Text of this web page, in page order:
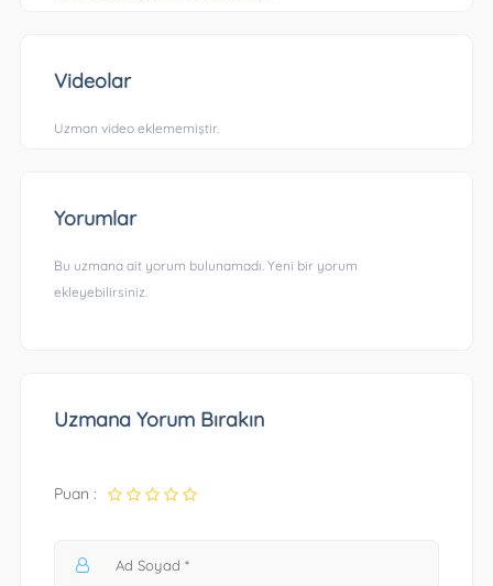
Videolar
Uzman video eklememiştir.
Yorumlar
Bu uzmana ait yorum bulunamadı. Yeni bir yorum
ekleyebilirsiniz.
Uzmana Yorum Bırakın
Puan :